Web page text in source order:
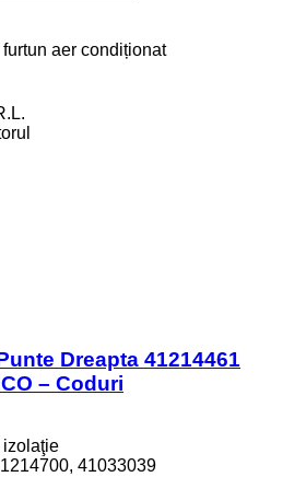
aer condiționat
Dreapta 41214461
– Coduri
izolaţie
41033039